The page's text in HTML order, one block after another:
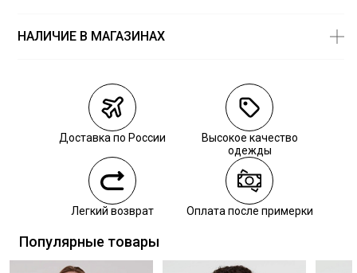
Курьерская доставка СДЭК
Самовывоз из пункта выдачи СДЭК
Самовывоз из наших магазинов
Курьерская доставка СДЭК
Самовывоз из пункта выдачи СДЭК
НАЛИЧИЕ В МАГАЗИНАХ
Доставка по России
Высокое качество
одежды
Легкий возврат Оплата после примерки
Популярные товары